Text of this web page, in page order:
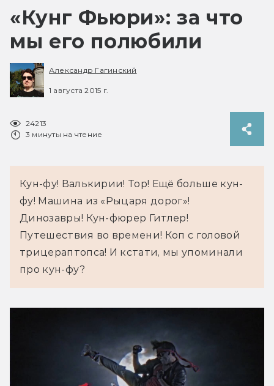
«Кунг Фьюри»: за что
мы его полюбили
Александр Гагинский
1 августа 2015 г.
24213
3 минуты на чтение
Кун-фу! Валькирии! Тор! Ещё больше кун-
фу! Машина из «Рыцаря дорог»!
Динозавры! Кун-фюрер Гитлер!
Путешествия во времени! Коп с головой
трицераптопса! И кстати, мы упоминали
про кун-фу?